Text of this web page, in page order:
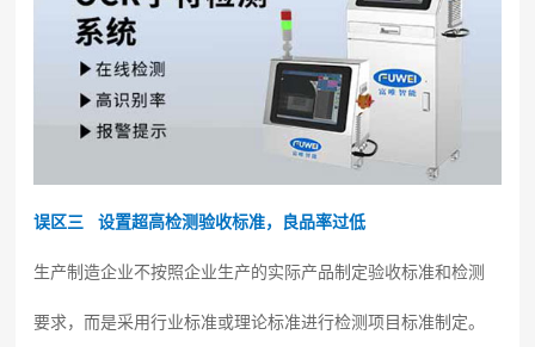
误区三 设置超高检测验收标准，良品率过低
生产制造企业不按照企业生产的实际产品制定验收标准和检测
要求，而是采用行业标准或理论标准进行检测项目标准制定。